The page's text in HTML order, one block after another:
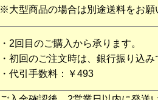
※大型商品の場合は別途送料をお願
・2回目のご購入から承ります。
・初回のご注文時は、銀行振り込
・代引手数料：￥493